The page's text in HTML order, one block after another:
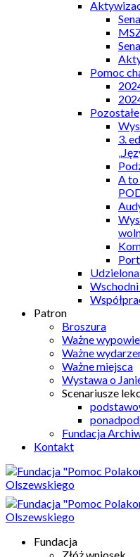
Pomoc
Pozostałe
3.
A to
Patron
Broszura
Ważne
Ważne
Ważne miejsca
Wystawa o
Scenariusze
Fundacja
Kontakt
Fundacja